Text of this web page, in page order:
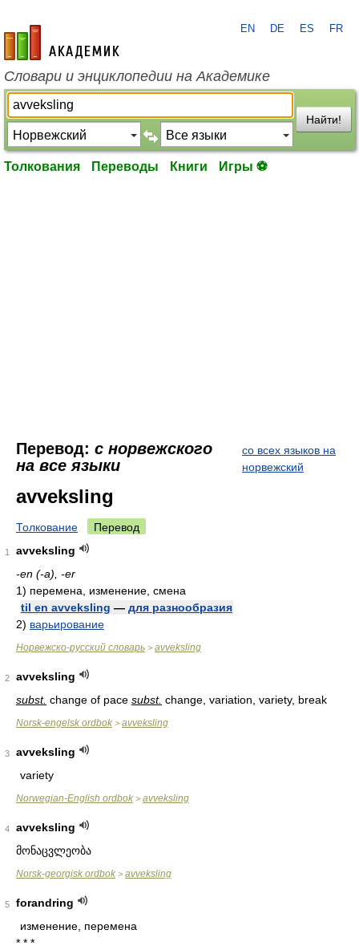
academic.ru
EN DE ES FR
Словари и энциклопедии на Академике
Найти!
Толкования Переводы Книги Игры ⚽
Перевод: с норвежского
на все языки
со всех языков на
норвежский
avveksling
Толкование Перевод
1
avveksling
-en (-a), -er
1) перемена, изменение, смена
til en avveksling — для разнообразия
2) варьирование
Норвежско-русский словарь > avveksling
2
avveksling
subst. change of pace subst. change, variation, variety, break
Norsk-engelsk ordbok > avveksling
3
avveksling
variety
Norwegian-English ordbok > avveksling
4
avveksling
მონაცვლეობა
Norsk-georgisk ordbok > avveksling
5
forandring
изменение, перемена
* * *